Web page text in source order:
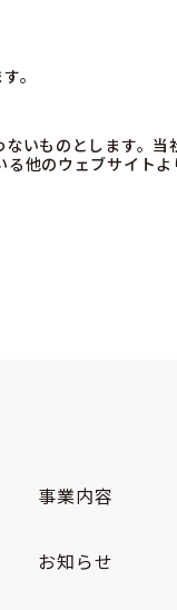
。
いものとします。
他のウェブサイト
事業内容
お知らせ